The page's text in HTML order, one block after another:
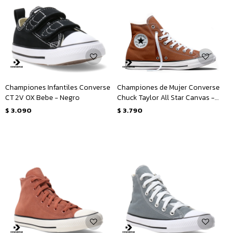
Championes Infantiles Converse
CT 2V OX Bebe - Negro
$ 3.090
Championes de Mujer Converse
Chuck Taylor All Star Canvas -
Marrón
$ 3.790